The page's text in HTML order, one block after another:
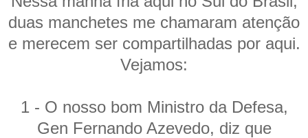
duas manchetes me chamaram atenção
e merecem ser compartilhadas por aqui.
Vejamos:
1 - O nosso bom Ministro da Defesa,
Gen Fernando Azevedo, diz que